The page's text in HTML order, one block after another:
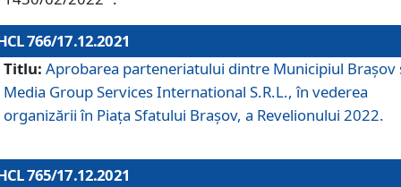
766/17.12.2021
Titlu: Aprobarea parteneriatului dintre Municipiul Brașov
Media Group Services International S.R.L., în vederea
organizării în Piața Sfatului Brașov, a Revelionului 2022.
765/17.12.2021